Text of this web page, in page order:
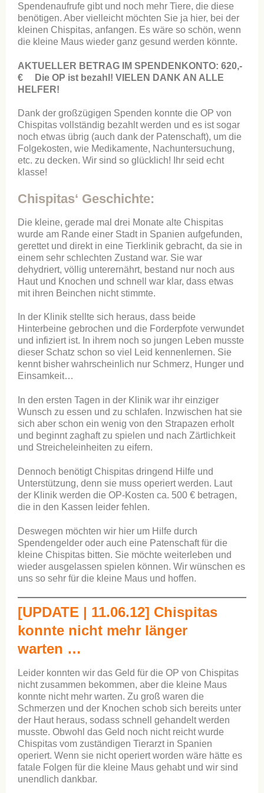
Spendenaufrufe gibt und noch mehr Tiere, die diese
benötigen. Aber vielleicht möchten Sie ja hier, bei der
kleinen Chispitas, anfangen. Es wäre so schön, wenn
die kleine Maus wieder ganz gesund werden könnte.
AKTUELLER BETRAG IM SPENDENKONTO: 620,-
€
Die OP ist bezahl! VIELEN DANK AN ALLE
HELFER!
Dank der großzügigen Spenden konnte die OP von
Chispitas vollständig bezahlt werden und es ist sogar
noch etwas übrig (auch dank der Patenschaft), um die
Folgekosten, wie Medikamente, Nachuntersuchung,
etc. zu decken. Wir sind so glücklich! Ihr seid echt
klasse!
Chispitas‘ Geschichte:
Die kleine, gerade mal drei Monate alte Chispitas
wurde am Rande einer Stadt in Spanien aufgefunden,
gerettet und direkt in eine Tierklinik gebracht, da sie in
einem sehr schlechten Zustand war. Sie war
dehydriert, völlig unterernährt, bestand nur noch aus
Haut und Knochen und schnell war klar, dass etwas
mit ihren Beinchen nicht stimmte.
In der Klinik stellte sich heraus, dass beide
Hinterbeine gebrochen und die Forderpfote verwundet
und infiziert ist. In ihrem noch so jungen Leben musste
dieser Schatz schon so viel Leid kennenlernen. Sie
kennt bisher wahrscheinlich nur Schmerz, Hunger und
Einsamkeit…
In den ersten Tagen in der Klinik war ihr einziger
Wunsch zu essen und zu schlafen. Inzwischen hat sie
sich aber schon ein wenig von den Strapazen erholt
und beginnt zaghaft zu spielen und nach Zärtlichkeit
und Streicheleinheiten zu eifern.
Dennoch benötigt Chispitas dringend Hilfe und
Unterstützung, denn sie muss operiert werden. Laut
der Klinik werden die OP-Kosten ca. 500 € betragen,
die in den Kassen leider fehlen.
Deswegen möchten wir hier um Hilfe durch
Spendengelder oder auch eine Patenschaft für die
kleine Chispitas bitten. Sie möchte weiterleben und
wieder ausgelassen spielen können. Wir wünschen es
uns so sehr für die kleine Maus und hoffen.
[UPDATE | 11.06.12] Chispitas
konnte nicht mehr länger
warten …
Leider konnten wir das Geld für die OP von Chispitas
nicht zusammen bekommen, aber die kleine Maus
konnte nicht mehr warten. Zu groß waren die
Schmerzen und der Knochen schob sich bereits unter
der Haut heraus, sodass schnell gehandelt werden
musste. Obwohl das Geld noch nicht reicht wurde
Chispitas vom zuständigen Tierarzt in Spanien
operiert. Wenn sie nicht operiert worden wäre hätte es
fatale Folgen für die kleine Maus gehabt und wir sind
unendlich dankbar.